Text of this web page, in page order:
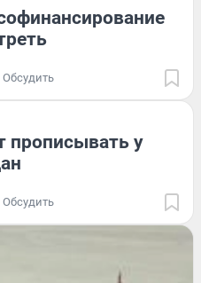
Обсудить
прописывать у
Обсудить